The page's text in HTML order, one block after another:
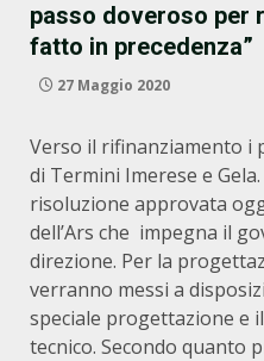
passo doveroso per
fatto in precedenza”
27 Maggio 2020
Verso il rifinanziamento i
di Termini Imerese e
risoluzione approvata
dell’Ars che impegna il
direzione. Per la
verranno messi a
speciale progettazione e
tecnico. Secondo quanto